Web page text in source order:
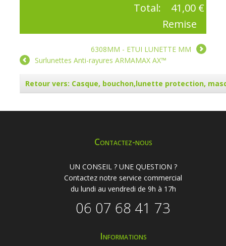
Total:
41,00 €
Remise
6308MM - ETUI LUNETTE MM
Surlunettes Anti-rayures ARMAMAX AX™
Retour vers: Casque, bouchon,lunette protection,
Contactez-nous
UN CONSEIL ? UNE QUESTION ?
Contactez notre service commercial
du lundi au vendredi de 9h à 17h
06 07 68 41 73
Informations